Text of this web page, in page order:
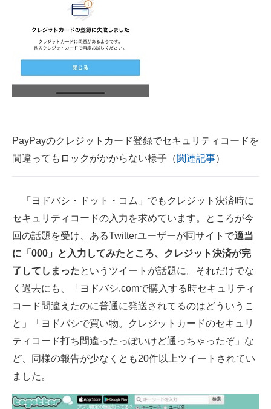
PayPayのクレジットカード登録でセキュリティコードを
間違ってもロックがかからない様子（関連記事）
「ヨドバシ・ドット・コム」でもクレジット決済時に
セキュリティコードの入力を求めています。ところが今
回の話題を受け、あるTwitterユーザーが同サイトで適当
に「000」と入力してみたところ、クレジット決済が完
了してしまったというツイートが話題に。それだけでな
く過去にも、「ヨドバシ.comで購入する時セキュリティ
コード間違えたのに普通に発送されてるのはどういうこ
と」「ヨドバシで買い物。クレジットカードのセキュリ
ティコード打ち間違ったっぽいけど通っちゃったぞ」な
ど、同様の報告が少なくとも20件以上ツイートされてい
ました。